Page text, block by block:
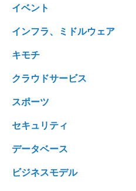
イベント
インフラ、ミドルウェア
キモチ
クラウドサービス
スポーツ
セキュリティ
データベース
ビジネスモデル